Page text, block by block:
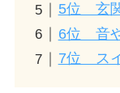
5位 玄
6位 音
7位 ス